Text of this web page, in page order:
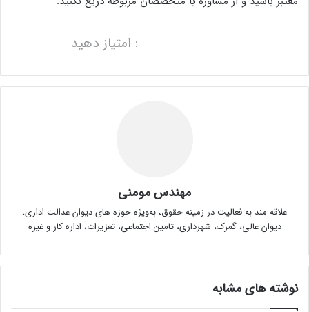
: امتیاز دهید
مهندس مومنی
علاقه مند به فعالیت در زمینه حقوق، به‌ویژه حوزه های دیوان عدالت اداری،
دیوان عالی، گمرک، شهرداری، تامین اجتماعی، تعزیرات، اداره کار و غیره
نوشته های مشابه